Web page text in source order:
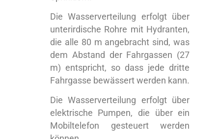
Die Wasserverteilung erfolgt über
unterirdische Rohre mit Hydranten,
die alle 80 m angebracht sind, was
dem Abstand der Fahrgassen (27
m) entspricht, so dass jede dritte
Fahrgasse bewässert werden kann.
Die Wasserverteilung erfolgt über
elektrische Pumpen, die über ein
Mobiltelefon gesteuert werden